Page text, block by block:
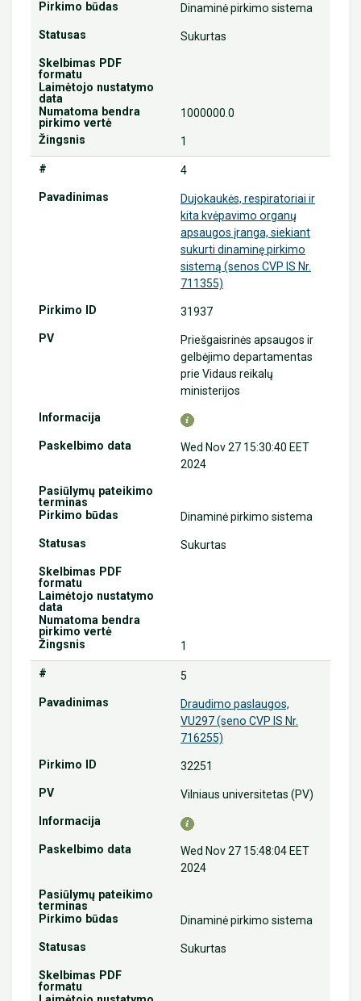
Dinaminė pirkimo sistema
Sukurtas
1000000.0
1
4
Dujokaukės, respiratoriai ir
kita kvėpavimo organų
apsaugos įranga, siekiant
sukurti dinaminę pirkimo
sistemą (senos CVP IS Nr.
711355)
31937
Priešgaisrinės apsaugos ir
gelbėjimo departamentas
prie Vidaus reikalų
ministerijos
Wed Nov 27 15:30:40 EET
2024
Dinaminė pirkimo sistema
Sukurtas
1
5
Draudimo paslaugos,
VU297 (seno CVP IS Nr.
716255)
32251
Vilniaus universitetas (PV)
Wed Nov 27 15:48:04 EET
2024
Dinaminė pirkimo sistema
Sukurtas